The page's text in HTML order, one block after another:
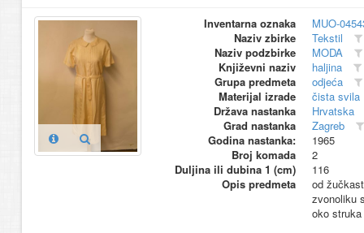
Inventarna oznaka
MUO-
Naziv zbirke
Tekstil
Naziv podzbirke
MODA
Književni naziv
haljina
Grupa predmeta
odjeća
Materijal izrade
čista svila
Država nastanka
Hrvatska
Grad nastanka
Zagreb
Godina nastanka:
1965
Broj komada
2
Duljina ili dubina 1 (cm)
116
Opis predmeta
od
zvonoliku
oko